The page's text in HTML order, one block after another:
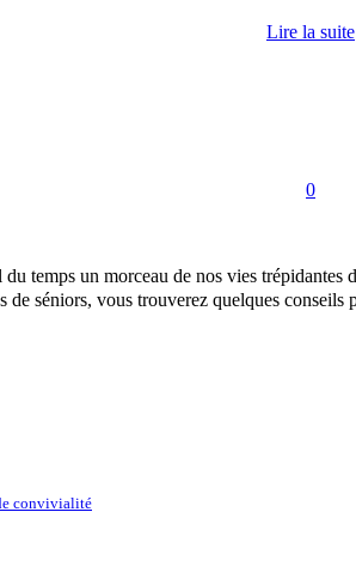
Lire la suite
0
temps un morceau de nos vies
séniors, vous trouverez quelques
convivialité